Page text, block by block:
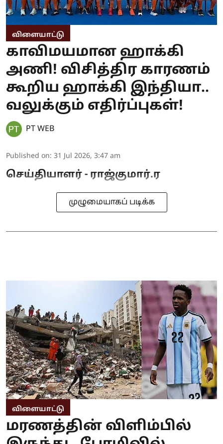
விளையாட்டு
காவிமயமான ஹாக்கி
அணி! விசித்திர காரணம்
கூறிய ஹாக்கி இந்தியா..
வலுக்கும் எதிர்ப்புகள்!
PT WEB
Published on: 31 Jul 2026, 3:47 am
செய்தியாளர் - ராஜ்குமார்.ர
முழுமையாகப் படிக்க
விளையாட்டு
மரணத்தின் விளிம்பில்